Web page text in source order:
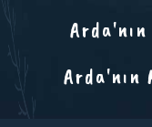
Arda'nın